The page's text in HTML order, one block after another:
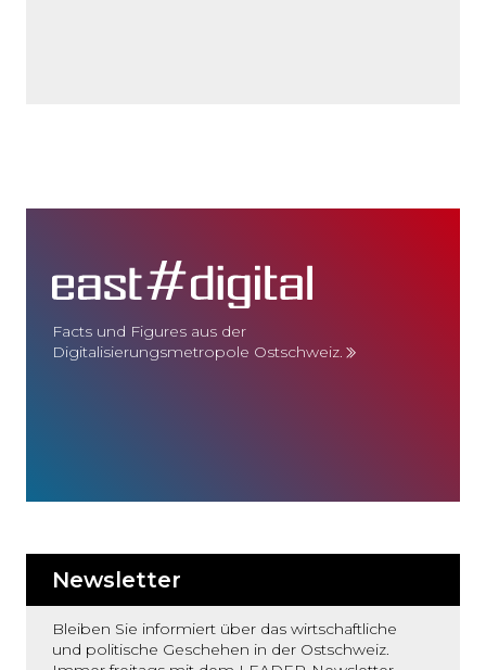
Facts und Figures aus der
Digitalisierungsmetropole Ostschweiz.
Newsletter
Bleiben Sie informiert über das wirtschaftliche
und politische Geschehen in der Ostschweiz.